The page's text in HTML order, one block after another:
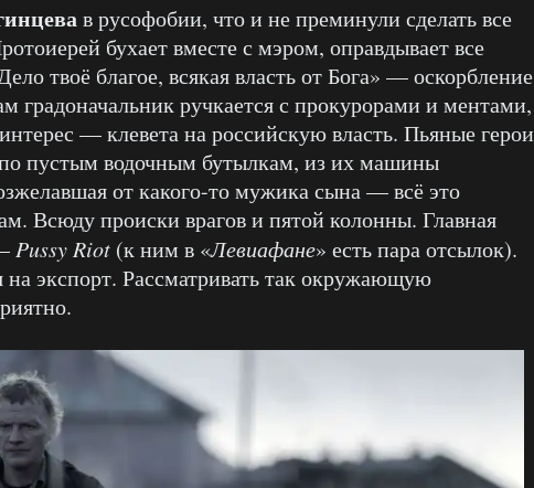
в русофобии, что и не преминули сделать все
бухает вместе с мэром, оправдывает все
твоё благое, всякая власть от Бога» — оскорбление
градоначальник ручкается с прокурорами и ментами,
— клевета на российскую власть. Пьяные герои
пустым водочным бутылкам, из их машины
от какого-то мужика сына — всё это
Всюду происки врагов и пятой колонны. Главная
Pussy Riot (к ним в «Левиафане» есть пара отсылок).
экспорт. Рассматривать так окружающую